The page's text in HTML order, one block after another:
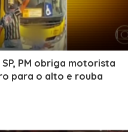
PM obriga motorista
para o alto e rouba